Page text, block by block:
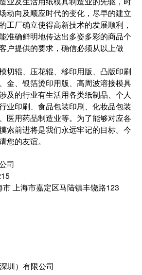
动向及顺应时代的变化，尽早的建立
工厂确立使得高新技术的发展顺利，
准确鲜明地传达出多姿多彩的商品个
户提供的要求，确信必须从以上做
切辊、压花辊、移印用版、凸版印刷
金、银箔烫印用版、高周波溶接模具
及的行业有生活用各类纸制品、个人
业印刷、食品包装印刷、化妆品包装
医用药品制造业等。为了能够对应各
索前进将是我们永远牢记的目标。今
您的友谊。
司
上海市嘉定区马陆镇丰饶路123
圳）有限公司